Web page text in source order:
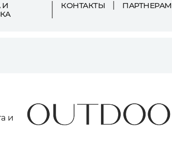
И
КОНТАКТЫ ПАРТНЕРАМ
и